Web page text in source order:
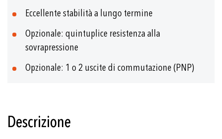
Eccellente stabilità a lungo termine
Opzionale: quintuplice resistenza alla
sovrapressione
Opzionale: 1 o 2 uscite di commutazione (PNP)
Descrizione